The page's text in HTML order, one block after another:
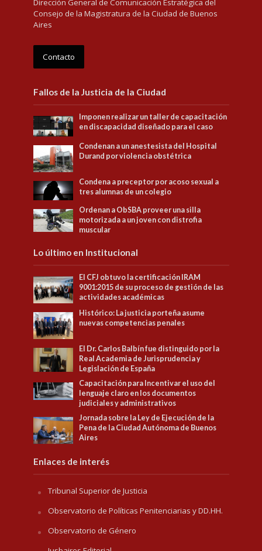
Dirección General de Comunicación Estratégica del
Consejo de la Magistratura de la Ciudad de Buenos
Aires
Contacto
Fallos de la Justicia de la Ciudad
Imponen realizar un taller de capacitación
en discapacidad diseñado para el caso
Condenan a un anestesista del Hospital
Durand por violencia obstétrica
Condena a preceptor por acoso sexual a
tres alumnas de un colegio
Ordenan a ObSBA proveer una silla
motorizada a un joven con distrofia
muscular
Lo último en Institucional
El CFJ obtuvo la certificación IRAM
9001:2015 de su proceso de gestión de las
actividades académicas
Histórico: La justicia porteña asume
nuevas competencias penales
El Dr. Carlos Balbín fue distinguido por la
Real Academia de Jurisprudencia y
Legislación de España
Capacitación para Incentivar el uso del
lenguaje claro en los documentos
judiciales y administrativos
Jornada sobre la Ley de Ejecución de la
Pena de la Ciudad Autónoma de Buenos
Aires
Enlaces de interés
Tribunal Superior de Justicia
Observatorio de Políticas Penitenciarias y DD.HH.
Observatorio de Género